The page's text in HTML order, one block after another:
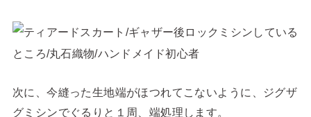
次に、今縫った生地端がほつれてこないように、ジグザ
グミシンでぐるりと１周、端処理します。